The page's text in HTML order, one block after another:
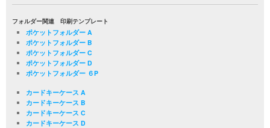
フォルダー関連 印刷テンプレート
ポケットフォルダー A
ポケットフォルダー B
ポケットフォルダー C
ポケットフォルダー D
ポケットフォルダー ６P
カードキーケース A
カードキーケース B
カードキーケース C
カードキーケース D